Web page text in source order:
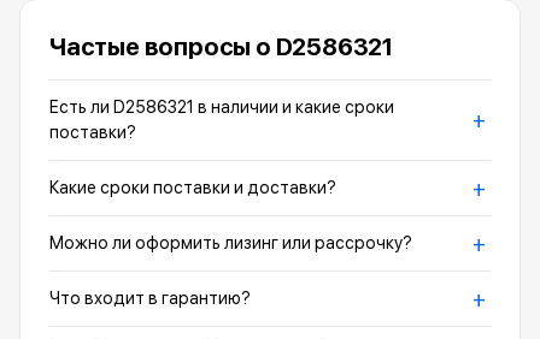
Частые вопросы о D2586321
Есть ли D2586321 в наличии и какие сроки
поставки?
+
Какие сроки поставки и доставки? +
Можно ли оформить лизинг или рассрочку? +
Что входит в гарантию? +